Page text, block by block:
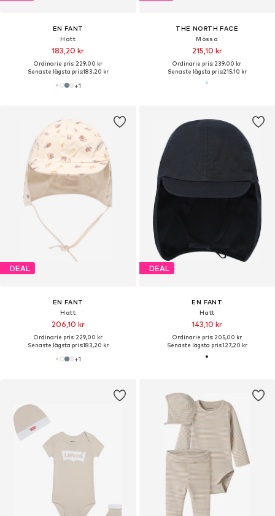
EN FANT
Hatt
183,20 kr
Ordinarie pris: 229,00 kr
Senaste lägsta pris:183,20 kr
+1
THE NORTH FACE
Mössa
215,10 kr
Ordinarie pris: 239,00 kr
Senaste lägsta pris:215,10 kr
DEAL
EN FANT
Hatt
206,10 kr
Ordinarie pris: 229,00 kr
Senaste lägsta pris:183,20 kr
+1
DEAL
EN FANT
Hatt
143,10 kr
Ordinarie pris: 205,00 kr
Senaste lägsta pris:127,20 kr